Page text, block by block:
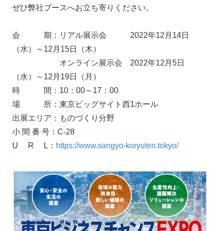
ぜひ弊社ブースへお立ち寄りください。
会 期：リアル展示会 2022年12月14日
（水）～12月15日（木）
オンライン展示会 2022年12月5日
（水）～12月19日（月）
時 間：10：00～17：00
場 所：東京ビッグサイト西1ホール
出展エリア：ものづくり分野
小 間 番 号：C-28
U R L： https://www.sangyo-koryuten.tokyo/